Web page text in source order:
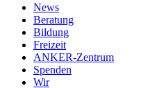
News
Beratung
Bildung
Freizeit
ANKER-Zentrum
Spenden
Wir